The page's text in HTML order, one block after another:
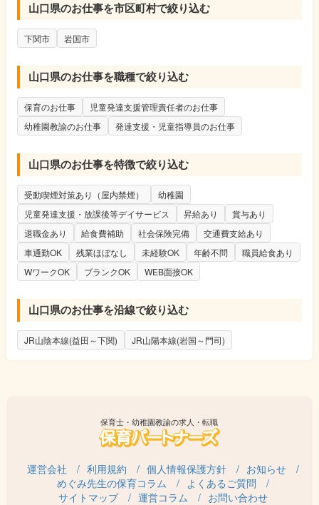
山口県のお仕事を市区町村で絞り込む
下関市 岩国市
山口県のお仕事を職種で絞り込む
保育のお仕事
児童発達支援管理責任者のお仕事
幼稚園教諭のお仕事
発達支援・児童指導員のお仕事
山口県のお仕事を特徴で絞り込む
受動喫煙対策あり（屋内禁煙）
幼稚園
児童発達支援・放課後等デイサービス
昇給あり
賞与あり
退職金あり
給食費補助 社会保険完備
交通費支給あり
車通勤OK
残業ほぼなし 未経験OK 年齢不問
職員給食あり
WワークOK
ブランクOK WEB面接OK
山口県のお仕事を沿線で絞り込む
JR山陰本線(益田～下関) JR山陽本線(岩国～門司)
保育士・幼稚園教諭の求人・転職
運営会社 利用規約 個人情報保護方針
お知らせ
めぐみ先生の保育コラム
よくあるご質問
サイトマップ
運営コラム お問い合わせ